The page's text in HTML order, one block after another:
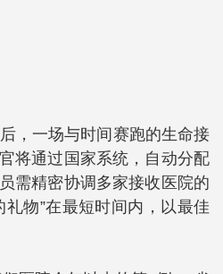
，一场与时间赛跑的生命接
将通过国家系统，自动分配
需精密协调多家接收医院的
礼物”在最短时间内，以最佳